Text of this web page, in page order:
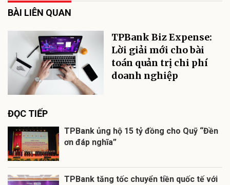
BÀI LIÊN QUAN
TPBank Biz Expense:
Lời giải mới cho bài
toán quản trị chi phí
doanh nghiệp
ĐỌC TIẾP
TPBank ủng hộ 15 tỷ đồng cho Quỹ “Đền
ơn đáp nghĩa”
TPBank tăng tốc chuyển tiền quốc tế với